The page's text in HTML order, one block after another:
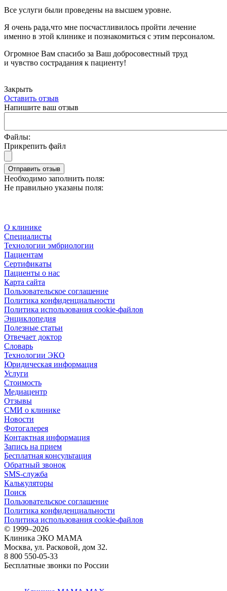
Все услуги были проведены на высшем уровне.
Я очень рада,что мне посчастливилось пройти лечение
именно в этой клинике и познакомиться с этим персоналом.
Огромное Вам спасибо за Ваш добросовестный труд
и чувство сострадания к пациенту!
Закрыть
Оставить отзыв
Напишите ваш отзыв
Файлы:
Прикрепить файл
Отправить отзыв
Необходимо заполнить поля:
Не правильно указаны поля:
О клинике
Специалисты
Технологии эмбриологии
Пациентам
Сертификаты
Пациенты о нас
Карта сайта
Пользовательское соглашение
Политика конфиденциальности
Политика использования cookie-файлов
Энциклопедия
Полезные статьи
Отвечает доктор
Словарь
Технологии ЭКО
Юридическая информация
Услуги
Стоимость
Медиацентр
Отзывы
СМИ о клинике
Новости
Фотогалерея
Контактная информация
Запись на прием
Бесплатная консультация
Обратный звонок
SMS-служба
Калькуляторы
Поиск
Пользовательское соглашение
Политика конфиденциальности
Политика использования cookie-файлов
© 1999–2026
Клиника ЭКО МАМА
Москва, ул. Расковой, дом 32.
8 800 550-05-33
Бесплатные звонки по России